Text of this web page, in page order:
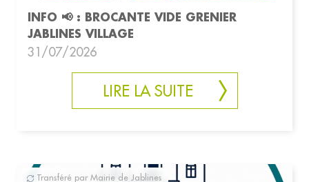
INFO 📢 : BROCANTE VIDE GRENIER
JABLINES VILLAGE
31/07/2026
LIRE LA SUITE
Transféré par Mairie de Jablines